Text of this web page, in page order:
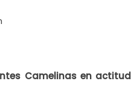
Camelinas en actitud